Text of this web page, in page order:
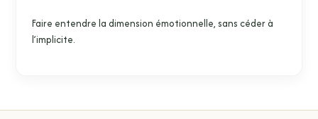
Faire entendre la dimension émotionnelle, sans céder à
l’implicite.